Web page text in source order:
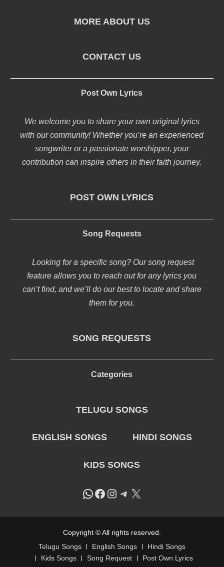
MORE ABOUT US
CONTACT US
Post Own Lyrics
We welcome you to share your own original lyrics
with our community! Whether you’re an experienced
songwriter or a passionate worshipper, your
contribution can inspire others in their faith journey.
POST OWN LYRICS
Song Requests
Looking for a specific song? Our song request
feature allows you to reach out for any lyrics you
can’t find, and we’ll do our best to locate and share
them for you.
SONG REQUESTS
Categories
TELUGU SONGS
ENGLISH SONGS HINDI SONGS
KIDS SONGS
WhatsApp
Facebook
Instagram
Telegram
X
Copyright © All rights reserved.
Telugu Songs
English Songs
Hindi Songs
Kids Songs
Song Request
Post Own Lyrics